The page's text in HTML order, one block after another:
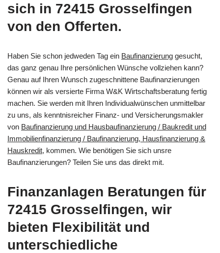
sich in 72415 Grosselfingen
von den Offerten.
Haben Sie schon jedweden Tag ein Baufinanzierung gesucht,
das ganz genau Ihre persönlichen Wünsche vollziehen kann?
Genau auf Ihren Wunsch zugeschnittene Baufinanzierungen
können wir als versierte Firma W&K Wirtschaftsberatung fertig
machen. Sie werden mit Ihren Individualwünschen unmittelbar
zu uns, als kenntnisreicher Finanz- und Versicherungsmakler
von Baufinanzierung und Hausbaufinanzierung / Baukredit und
Immobilienfinanzierung / Baufinanzierung, Hausfinanzierung &
Hauskredit, kommen. Wie benötigen Sie sich unsre
Baufinanzierungen? Teilen Sie uns das direkt mit.
Finanzanlagen Beratungen für
72415 Grosselfingen, wir
bieten Flexibilität und
unterschiedliche